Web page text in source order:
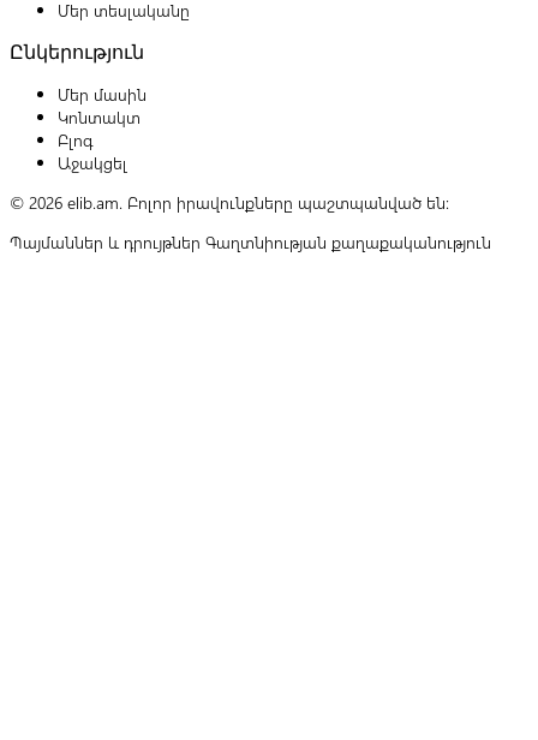
Մեր տեսլականը
Ընկերություն
Մեր մասին
Կոնտակտ
Բլոգ
Աջակցել
© 2026 elib.am. Բոլոր իրավունքները պաշտպանված են:
Պայմաններ և դրույթներ Գաղտնիության քաղաքականություն